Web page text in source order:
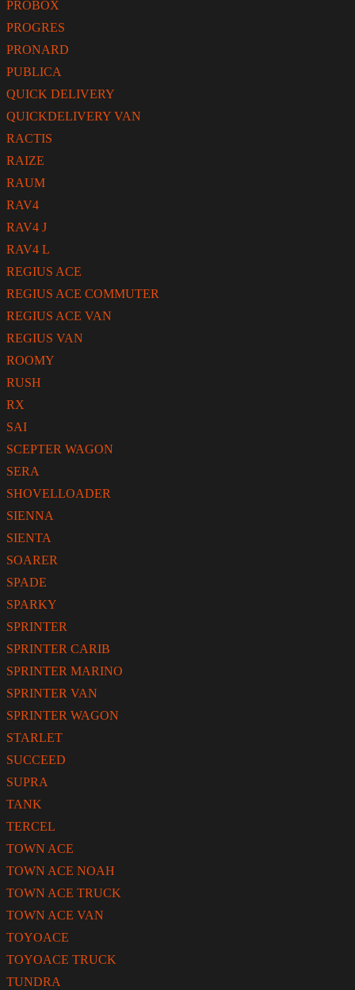
PROBOX
PROGRES
PRONARD
PUBLICA
QUICK DELIVERY
QUICKDELIVERY VAN
RACTIS
RAIZE
RAUM
RAV4
RAV4 J
RAV4 L
REGIUS ACE
REGIUS ACE COMMUTER
REGIUS ACE VAN
REGIUS VAN
ROOMY
RUSH
RX
SAI
SCEPTER WAGON
SERA
SHOVELLOADER
SIENNA
SIENTA
SOARER
SPADE
SPARKY
SPRINTER
SPRINTER CARIB
SPRINTER MARINO
SPRINTER VAN
SPRINTER WAGON
STARLET
SUCCEED
SUPRA
TANK
TERCEL
TOWN ACE
TOWN ACE NOAH
TOWN ACE TRUCK
TOWN ACE VAN
TOYOACE
TOYOACE TRUCK
TUNDRA